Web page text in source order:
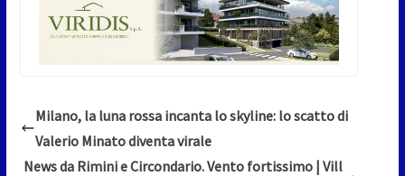
Milano, la luna rossa incanta lo skyline: lo scatto di
Valerio Minato diventa virale
News da Rimini e Circondario. Vento fortissimo | Vill